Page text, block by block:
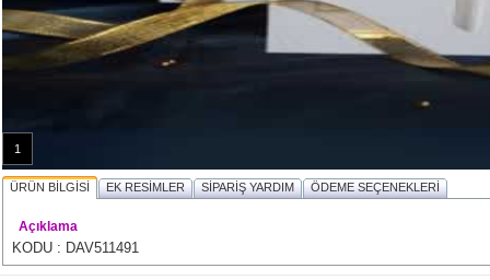
1
ÜRÜN BİLGİSİ EK RESİMLER SİPARİŞ YARDIM ÖDEME SEÇENEKLERİ
Açıklama
KODU : DAV511491